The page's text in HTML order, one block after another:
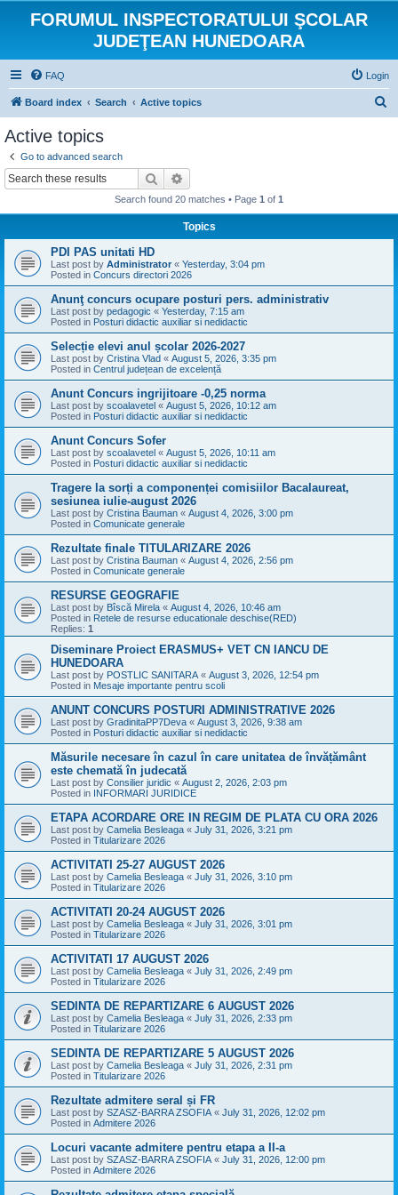
FORUMUL INSPECTORATULUI ŞCOLAR
JUDEŢEAN HUNEDOARA
FAQ Login
Board index Search Active topics
Active topics
Go to advanced search
Search
Search found 20 matches • Page 1 of 1
Topics
PDI PAS unitati HD
Last post by Administrator « Yesterday, 3:04 pm
Posted in Concurs directori 2026
Anunţ concurs ocupare posturi pers. administrativ
Last post by pedagogic « Yesterday, 7:15 am
Posted in Posturi didactic auxiliar si nedidactic
Selecție elevi anul școlar 2026-2027
Last post by Cristina Vlad « August 5, 2026, 3:35 pm
Posted in Centrul județean de excelență
Anunt Concurs ingrijitoare -0,25 norma
Last post by scoalavetel « August 5, 2026, 10:12 am
Posted in Posturi didactic auxiliar si nedidactic
Anunt Concurs Sofer
Last post by scoalavetel « August 5, 2026, 10:11 am
Posted in Posturi didactic auxiliar si nedidactic
Tragere la sorți a componenței comisiilor Bacalaureat,
sesiunea iulie-august 2026
Last post by Cristina Bauman « August 4, 2026, 3:00 pm
Posted in Comunicate generale
Rezultate finale TITULARIZARE 2026
Last post by Cristina Bauman « August 4, 2026, 2:56 pm
Posted in Comunicate generale
RESURSE GEOGRAFIE
Last post by Bîscă Mirela « August 4, 2026, 10:46 am
Posted in Retele de resurse educationale deschise(RED)
Replies: 1
Diseminare Proiect ERASMUS+ VET CN IANCU DE
HUNEDOARA
Last post by POSTLIC SANITARA « August 3, 2026, 12:54 pm
Posted in Mesaje importante pentru scoli
ANUNT CONCURS POSTURI ADMINISTRATIVE 2026
Last post by GradinitaPP7Deva « August 3, 2026, 9:38 am
Posted in Posturi didactic auxiliar si nedidactic
Măsurile necesare în cazul în care unitatea de învățământ
este chemată în judecată
Last post by Consilier juridic « August 2, 2026, 2:03 pm
Posted in INFORMARI JURIDICE
ETAPA ACORDARE ORE IN REGIM DE PLATA CU ORA 2026
Last post by Camelia Besleaga « July 31, 2026, 3:21 pm
Posted in Titularizare 2026
ACTIVITATI 25-27 AUGUST 2026
Last post by Camelia Besleaga « July 31, 2026, 3:10 pm
Posted in Titularizare 2026
ACTIVITATI 20-24 AUGUST 2026
Last post by Camelia Besleaga « July 31, 2026, 3:01 pm
Posted in Titularizare 2026
ACTIVITATI 17 AUGUST 2026
Last post by Camelia Besleaga « July 31, 2026, 2:49 pm
Posted in Titularizare 2026
SEDINTA DE REPARTIZARE 6 AUGUST 2026
Last post by Camelia Besleaga « July 31, 2026, 2:33 pm
Posted in Titularizare 2026
SEDINTA DE REPARTIZARE 5 AUGUST 2026
Last post by Camelia Besleaga « July 31, 2026, 2:31 pm
Posted in Titularizare 2026
Rezultate admitere seral și FR
Last post by SZASZ-BARRA ZSOFIA « July 31, 2026, 12:02 pm
Posted in Admitere 2026
Locuri vacante admitere pentru etapa a II-a
Last post by SZASZ-BARRA ZSOFIA « July 31, 2026, 12:00 pm
Posted in Admitere 2026